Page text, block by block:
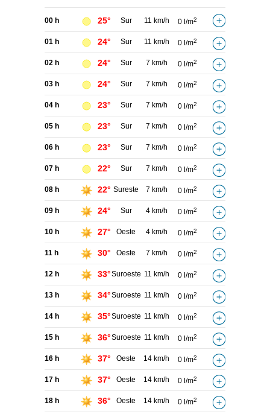
00 h 25° Sur 11 km/h 0 l/m2
01 h 24° Sur 11 km/h 0 l/m2
02 h 24° Sur 7 km/h 0 l/m2
03 h 24° Sur 7 km/h 0 l/m2
04 h 23° Sur 7 km/h 0 l/m2
05 h 23° Sur 7 km/h 0 l/m2
06 h 23° Sur 7 km/h 0 l/m2
07 h 22° Sur 7 km/h 0 l/m2
08 h 22° Sureste 7 km/h 0 l/m2
09 h 24° Sur 4 km/h 0 l/m2
10 h 27° Oeste 4 km/h 0 l/m2
11 h 30° Oeste 7 km/h 0 l/m2
12 h 33°Suroeste 11 km/h 0 l/m2
13 h 34°Suroeste 11 km/h 0 l/m2
14 h 35°Suroeste 11 km/h 0 l/m2
15 h 36°Suroeste 11 km/h 0 l/m2
16 h 37° Oeste 14 km/h 0 l/m2
17 h 37° Oeste 14 km/h 0 l/m2
18 h 36° Oeste 14 km/h 0 l/m2